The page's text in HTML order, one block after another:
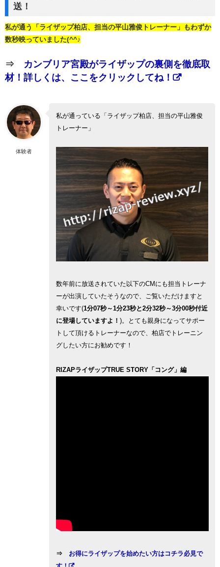
送！
私が通う「ライザップ柏店、担当の平山雅俊トレーナー」もわずか
数秒映っていました(^^♪
⇒ カンブリア宮殿がライザップの裏側を徹底取
材！詳しくは、ここをクリックしてね！
体験者
私が通っている「ライザップ柏店、担当の平山雅俊
トレーナー」
数年前に放送されていた以下のCMにも担当トレーナ
ーが出演していたそうなので、ご覧いただけますと
幸いです(1分07秒～1分23秒と2分32秒～3分00秒付近
に登場していますよ！ )。とても親身になってサポー
トして頂けるトレーナーなので、柏店でトレーニン
グしたい方にお勧めです！
RIZAPライザップTRUE STORY「コング」編
⇒
お得にライザップを始めたい方はコチラ必見で